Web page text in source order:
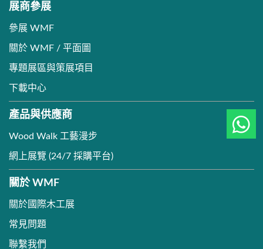
展商參展
參展 WMF
關於 WMF / 平面圖
專題展區與策展項目
下載中心
產品與供應商
Wood Walk 工藝漫步
網上展覽 (24/7 採購平台)
關於 WMF
關於國際木工展
常見問題
聯繫我們